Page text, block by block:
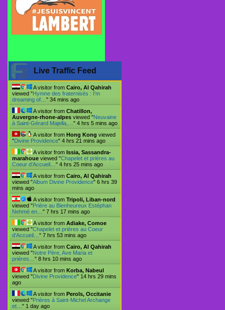
Live Traffic Feed
A visitor from Cairo, Al Qahirah
viewed "Hymne des fraternisés : I'm
dreaming of… " 34 mins ago
A visitor from Chatillon,
Auvergne-rhone-alpes viewed "Neuvaine
à Saint-Gérard Majella,… " 4 hrs 5 mins ago
A visitor from Hong Kong viewed
"Divine Providence" 4 hrs 21 mins ago
A visitor from Issia, Sassandra-
marahoue viewed "Chapelet et prières au
Coeur d'Accueil… " 4 hrs 25 mins ago
A visitor from Cairo, Al Qahirah
viewed "Album Divine Providence" 6 hrs 39
mins ago
A visitor from Tripoli, Liban-nord
viewed "Prière au Bienheureux Estéphan
Nehmé en… " 7 hrs 17 mins ago
A visitor from Adiake, Comoe
viewed "Chapelet et prières au Coeur
d'Accueil… " 7 hrs 53 mins ago
A visitor from Cairo, Al Qahirah
viewed "Notre Père, Ave Maria et
prières… " 8 hrs 10 mins ago
A visitor from Korba, Nabeul
viewed "Divine Providence" 14 hrs 29 mins
ago
A visitor from Perols, Occitanie
viewed "Prières à Saint-Michel Archange
et… " 1 day ago